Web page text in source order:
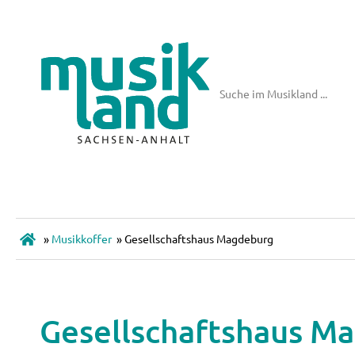
» Musikkoffer »Gesellschaftshaus Magdeburg
Gesellschaftshaus